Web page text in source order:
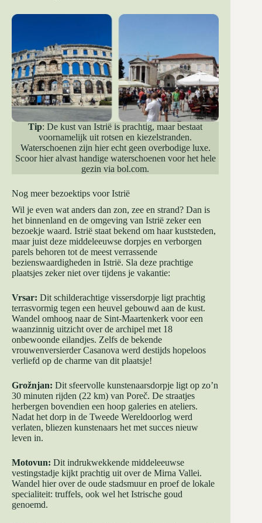
Tip: De kust van Istrië is prachtig, maar bestaat
voornamelijk uit rotsen en kiezelstranden.
Waterschoenen zijn hier echt geen overbodige luxe.
Scoor hier alvast handige waterschoenen voor het hele
gezin viabol.com.
Nog meer bezoektips voor Istrië
Wil je even wat anders dan zon, zee en strand? Dan is
het binnenland en de omgeving van Istrië zeker een
bezoekje waard. Istrië staat bekend om haar kuststeden,
maar juist deze middeleeuwse dorpjes en verborgen
parels behoren tot de meest verrassende
bezienswaardigheden in Istrië. Sla deze prachtige
plaatsjes zeker niet over tijdens je vakantie:
Vrsar: Dit schilderachtige vissersdorpje ligt prachtig
terrasvormig tegen een heuvel gebouwd aan de kust.
Wandel omhoog naar de Sint-Maartenkerk voor een
waanzinnig uitzicht over de archipel met 18
onbewoonde eilandjes. Zelfs de bekende
vrouwenversierder Casanova werd destijds hopeloos
verliefd op de charme van dit plaatsje!
Grožnjan: Dit sfeervolle kunstenaarsdorpje ligt op zo’n
30 minuten rijden (22 km) van Poreč. De straatjes
herbergen bovendien een hoop galeries en ateliers.
Nadat het dorp in de Tweede Wereldoorlog werd
verlaten, bliezen kunstenaars het met succes nieuw
leven in.
Motovun: Dit indrukwekkende middeleeuwse
vestingstadje kijkt prachtig uit over de Mirna Vallei.
Wandel hier over de oude stadsmuur en proef de lokale
specialiteit: truffels, ook wel het Istrische goud
genoemd.